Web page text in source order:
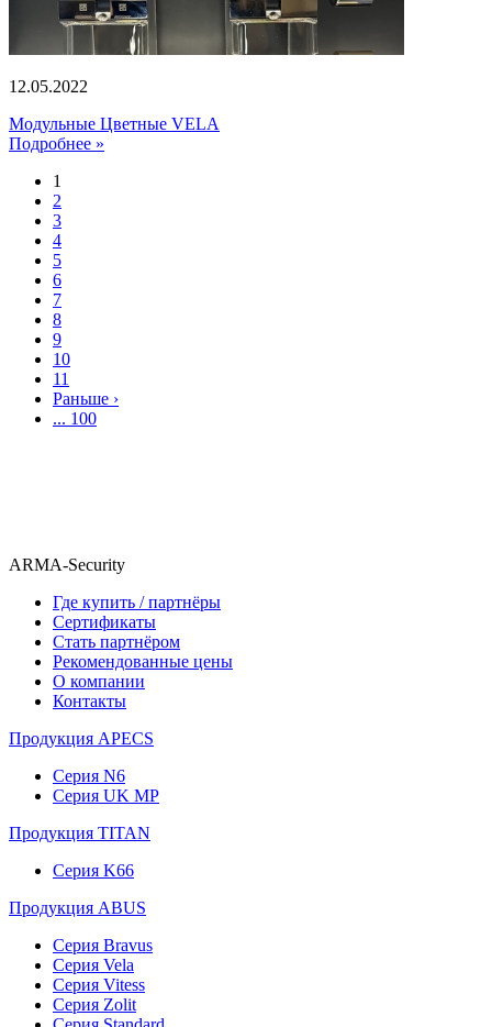
12.05.2022
Модульные Цветные VELA
Подробнее »
1
2
3
4
5
6
7
8
9
10
11
Раньше ›
... 100
ARMA-Security
Где купить / партнёры
Сертификаты
Стать партнёром
Рекомендованные цены
О компании
Контакты
Продукция APECS
Серия N6
Серия UK MP
Продукция TITAN
Серия K66
Продукция ABUS
Серия Bravus
Серия Vela
Серия Vitess
Серия Zolit